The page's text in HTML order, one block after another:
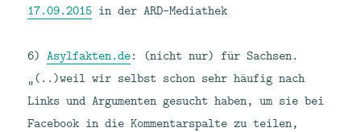
17.09.2015 in der ARD-Mediathek
6)Asylfakten.de: (nicht nur) für Sachsen.
„(..)weil wir selbst schon sehr häufig nach
Links und Argumenten gesucht haben, um sie bei
Facebook in die Kommentarspalte zu teilen,